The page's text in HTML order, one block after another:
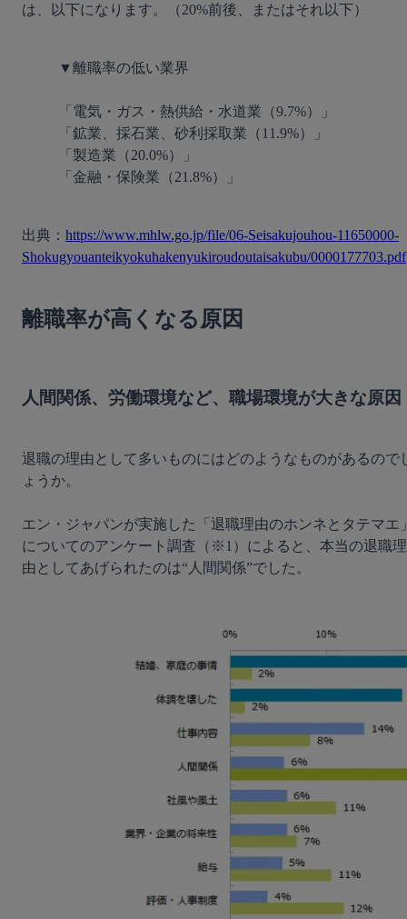
は、以下になります。（20%前後、またはそれ以下）
▼離職率の低い業界
「電気・ガス・熱供給・水道業（9.7%）」
「鉱業、採石業、砂利採取業（11.9%）」
「製造業（20.0%）」
「金融・保険業（21.8%）」
出典： https://www.mhlw.go.jp/file/06-Seisakujouhou-11650000-
Shokugyouanteikyokuhakenyukiroudoutaisakubu/0000177703.pdf
離職率が高くなる原因
人間関係、労働環境など、職場環境が大きな原因
退職の理由として多いものにはどのようなものがあるので
ょうか。
エン・ジャパンが実施した「退職理由のホンネとタテマエ
についてのアンケート調査（※1）によると、本当の退職理
由としてあげられたのは“人間関係”でした。